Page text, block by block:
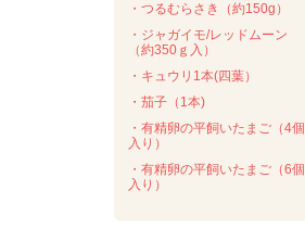
・つるむらさき（約150g）
・ジャガイモ/レッドムーン
（約350ｇ入）
・キュウリ1本(四葉）
・茄子（1本)
・有精卵の平飼いたまご（4個
入り）
・有精卵の平飼いたまご（6個
入り）